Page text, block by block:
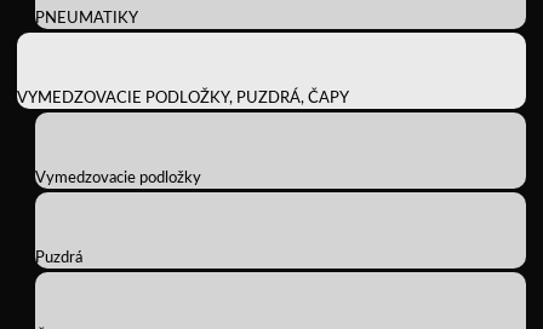
PNEUMATIKY
VYMEDZOVACIE PODLOŽKY, PUZDRÁ, ČAPY
Vymedzovacie podložky
Puzdrá